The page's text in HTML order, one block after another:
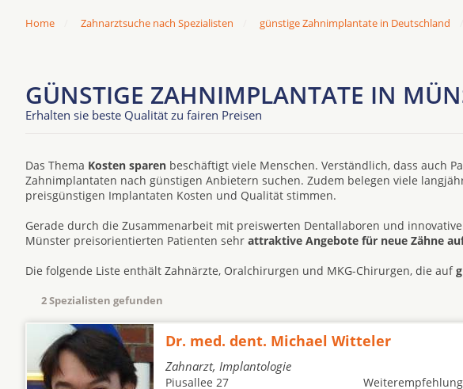
Home Zahnarztsuche nach Spezialisten günstige Zahnimplantate in Deutschland
GÜNSTIGE ZAHNIMPLANTATE IN
Erhalten sie beste Qualität zu fairen Preisen
Das Thema Kosten sparen beschäftigt viele Menschen. Verständlich, dass auch
Zahnimplantaten nach günstigen Anbietern suchen. Zudem belegen viele
preisgünstigen Implantaten Kosten und Qualität stimmen.
Gerade durch die Zusammenarbeit mit preiswerten Dentallaboren und
Münster preisorientierten Patienten sehr attraktive Angebote für neue Zähne
Die folgende Liste enthält Zahnärzte, Oralchirurgen und MKG-Chirurgen, die auf
2 Spezialisten gefunden
Dr. med. dent. Michael Witteler
Zahnarzt, Implantologie
Piusallee 27